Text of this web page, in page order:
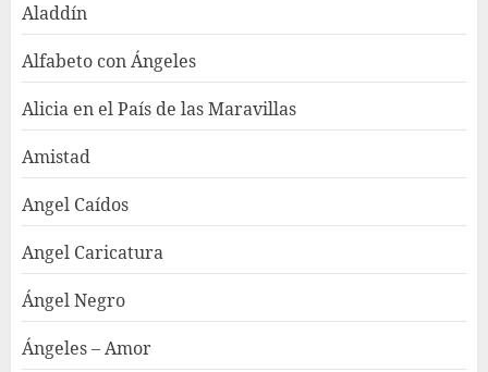
Aladdín
Alfabeto con Ángeles
Alicia en el País de las Maravillas
Amistad
Angel Caídos
Angel Caricatura
Ángel Negro
Ángeles – Amor